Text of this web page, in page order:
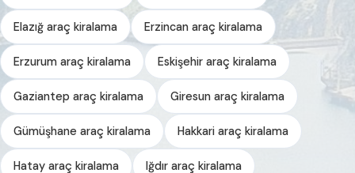
Elazığ araç kiralama Erzincan araç kiralama
Erzurum araç kiralama Eskişehir araç kiralama
Gaziantep araç kiralama Giresun araç kiralama
Gümüşhane araç kiralama Hakkari araç kiralama
Hatay araç kiralama Iğdır araç kiralama